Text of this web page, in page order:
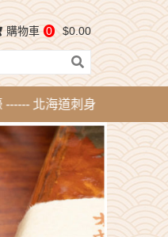
購物車 0 $0.00
刺身 - 活帶子，活北寄